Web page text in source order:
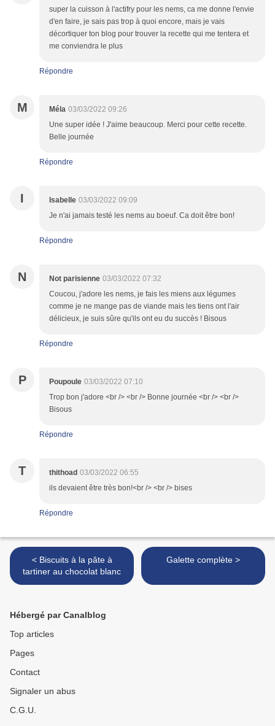
super la cuisson à l'actifry pour les nems, ca me donne l'envie
d'en faire, je sais pas trop à quoi encore, mais je vais
décortiquer ton blog pour trouver la recette qui me tentera et
me conviendra le plus
Répondre
M Méla 03/03/2022 09:26
Une super idée ! J'aime beaucoup. Merci pour cette recette.
Belle journée
Répondre
I Isabelle 03/03/2022 09:09
Je n'ai jamais testé les nems au boeuf. Ca doit être bon!
Répondre
N Not parisienne 03/03/2022 07:32
Coucou, j'adore les nems, je fais les miens aux légumes
comme je ne mange pas de viande mais les tiens ont l'air
délicieux, je suis sûre qu'ils ont eu du succès ! Bisous
Répondre
P Poupoule 03/03/2022 07:10
Trop bon j'adore <br /> <br /> Bonne journée <br /> <br />
Bisous
Répondre
T thithoad 03/03/2022 06:55
ils devaient être très bon!<br /> <br /> bises
Répondre
< Biscuits à la pâte à
tartiner au chocolat blanc
Galette complète >
Hébergé par Canalblog
Top articles
Pages
Contact
Signaler un abus
C.G.U.